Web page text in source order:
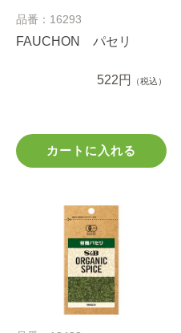
品番：16293
FAUCHON パセリ
522円 （税込）
カートに入れる